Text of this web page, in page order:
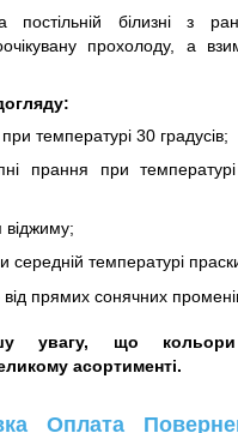
постільній білизні з
прохолоду, а
температурі 30 градусів;
прання при
середній температурі
прямих сонячних
увагу, що кольори
асортименті.
Оплата